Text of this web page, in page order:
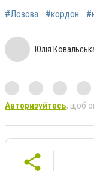
#Лозова #кордон
Юлія
Авторизуйтесь, щоб